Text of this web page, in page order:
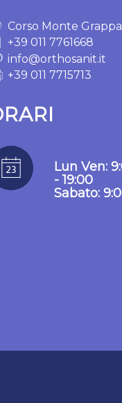
Corso Monte
+39 011 7761668
info@orthosanit.it
+39 011 7715713
Lun Ven:
- 19:00
Sabato: